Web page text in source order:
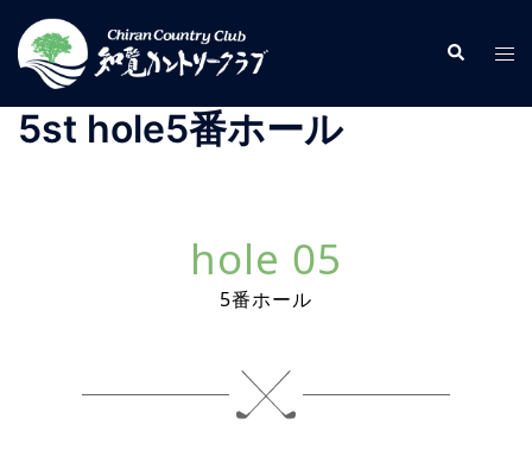
ン
検
索
ト
ル
5st hole5番ホール
hole 05
5番ホール